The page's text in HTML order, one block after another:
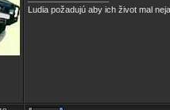
Ludia požadujú aby ich život mal